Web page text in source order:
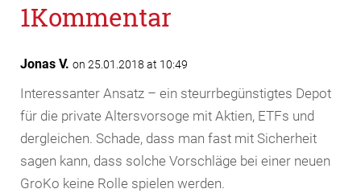
1Kommentar
Jonas V. on 25.01.2018 at 10:49
Interessanter Ansatz – ein steurrbegünstigtes Depot
für die private Altersvorsoge mit Aktien, ETFs und
dergleichen. Schade, dass man fast mit Sicherheit
sagen kann, dass solche Vorschläge bei einer neuen
GroKo keine Rolle spielen werden.